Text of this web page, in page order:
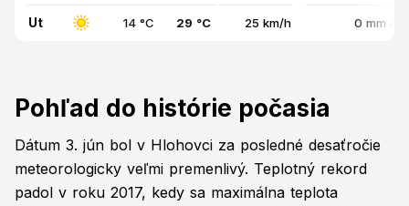
Ut 14 °C 29 °C 25 km/h 0 mm /
Pohľad do histórie počasia
Dátum 3. jún bol v Hlohovci za posledné desaťročie
meteorologicky veľmi premenlivý. Teplotný rekord
padol v roku 2017, kedy sa maximálna teplota